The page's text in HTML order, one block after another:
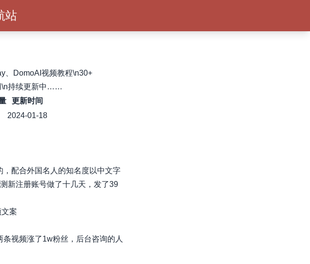
站
、DomoAI视频教程\n30+
\n持续更新中……
更新时间
2024-01-18
配合外国名人的知名度以中文字
新注册账号做了十几天，发了39
案
视频涨了1w粉丝，后台咨询的人